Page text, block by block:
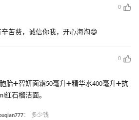
0
苦费，诚信你我，开心海淘😄
0
胎➕智妍面霜50毫升➕精华水400毫升➕抗
红石榴洁面。
： 多少钱